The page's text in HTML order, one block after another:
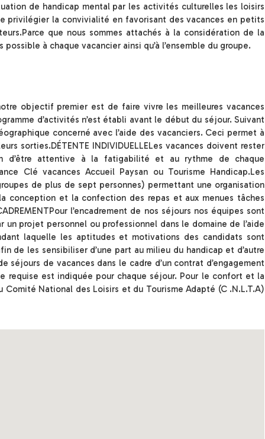
de handicap mental par les activités culturelles les loisirs
privilégier la convivialité en favorisant des vacances en petits
que nous sommes attachés à la considération de la
à chaque vacancier ainsi qu’à l’ensemble du groupe.
objectif premier est de faire vivre les meilleures vacances
d’activités n’est établi avant le début du séjour. Suivant
concerné avec l’aide des vacanciers. Ceci permet à
sorties.DÉTENTE INDIVIDUELLELes vacances doivent rester
d’être attentive à la fatigabilité et au rythme de chaque
Clé vacances Accueil Paysan ou Tourisme Handicap.Les
de plus de sept personnes) permettant une organisation
conception et la confection des repas et aux menues tâches
l’encadrement de nos séjours nos équipes sont
un projet personnel ou professionnel dans le domaine de l’aide
laquelle les aptitudes et motivations des candidats sont
de les sensibiliser d’une part au milieu du handicap et d’autre
séjours de vacances dans le cadre d’un contrat d’engagement
requise est indiquée pour chaque séjour. Pour le confort et la
National des Loisirs et du Tourisme Adapté (C .N.L.T.A)